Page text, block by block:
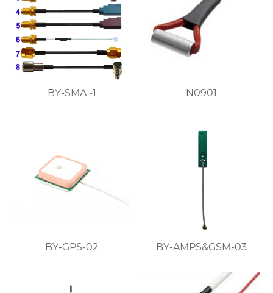
BY-SMA -1 N0901
BY-GPS-02 BY-AMPS&GSM-03